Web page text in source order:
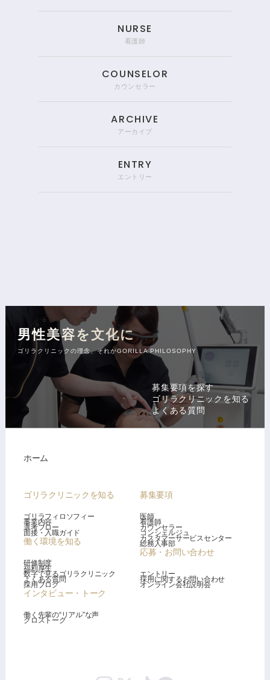
NURSE
看護師
COUNSELOR
カウンセラー
ARCHIVE
アーカイブ
ENTRY
エントリー
男性美容を文化に
ゴリラクリニックの理念、それがGORILLA PHILOSOPHY
募集要項を探す
ゴリラクリニックを知る
よくある質問
ホーム
ゴリラクリニックを知る
ゴリラフィロソフィー
事業内容
選考フロー
面接・入職ガイド
働く環境を知る
研修制度
福利厚生
数字で見るゴリラクリニック
よくある質問
採用ブログ
インタビュー・トーク
働く先輩の“リアル”な声
クロストーク
募集要項
医師
看護師
カウンセラー
コンシェルジュ
カスタマーサービスセンター
総務人事部
応募・お問い合わせ
エントリー
採用に関するお問い合わせ
オンライン会社説明会